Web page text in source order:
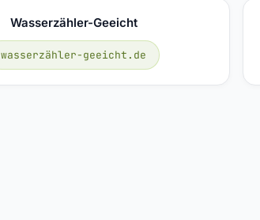
Wasserzähler-Geeicht
wasserzähler-geeicht.de